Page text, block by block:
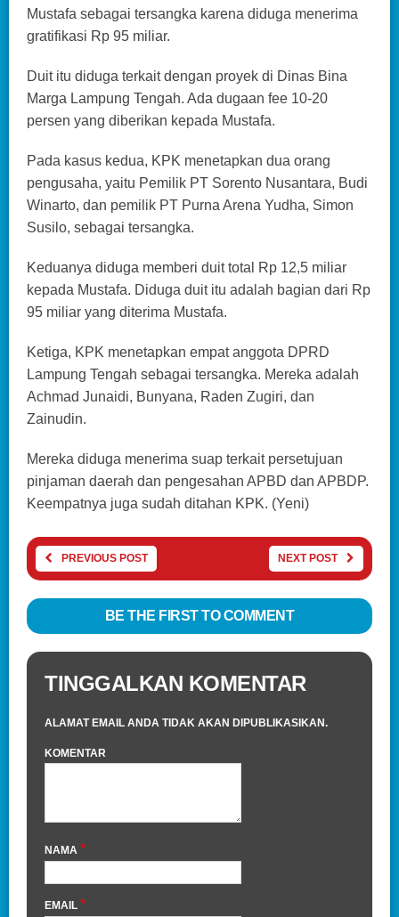
Mustafa sebagai tersangka karena diduga menerima
gratifikasi Rp 95 miliar.
Duit itu diduga terkait dengan proyek di Dinas Bina
Marga Lampung Tengah. Ada dugaan fee 10-20
persen yang diberikan kepada Mustafa.
Pada kasus kedua, KPK menetapkan dua orang
pengusaha, yaitu Pemilik PT Sorento Nusantara, Budi
Winarto, dan pemilik PT Purna Arena Yudha, Simon
Susilo, sebagai tersangka.
Keduanya diduga memberi duit total Rp 12,5 miliar
kepada Mustafa. Diduga duit itu adalah bagian dari Rp
95 miliar yang diterima Mustafa.
Ketiga, KPK menetapkan empat anggota DPRD
Lampung Tengah sebagai tersangka. Mereka adalah
Achmad Junaidi, Bunyana, Raden Zugiri, dan
Zainudin.
Mereka diduga menerima suap terkait persetujuan
pinjaman daerah dan pengesahan APBD dan APBDP.
Keempatnya juga sudah ditahan KPK. (Yeni)
PREVIOUS POST NEXT POST
BE THE FIRST TO COMMENT
TINGGALKAN KOMENTAR
ALAMAT EMAIL ANDA TIDAK AKAN DIPUBLIKASIKAN.
KOMENTAR
NAMA *
EMAIL *